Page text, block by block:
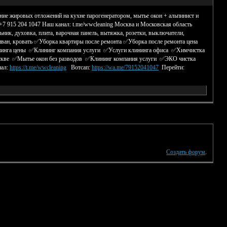
жировых отложений на кухне парогенератором, мытье окон + альпинист и
915 204 1047 Наш канал: t.me/wwcleaning Москва и Московская область
духовка, плита, варочная панель, вытяжка, розетки, выключатели,
кровать ✅Уборка квартиры после ремонта ✅Уборка после ремонта цена
цены ✅Клининг компания услуги ✅Услуги клининга офиса ✅Химчистка
✅Мытье окон без разводов ✅Клининг компания услуги ✅ЭКО чистка
https://t.me/wwcleaningВотсап: https://wa.me/79152041047Перейти:
Создать форум.